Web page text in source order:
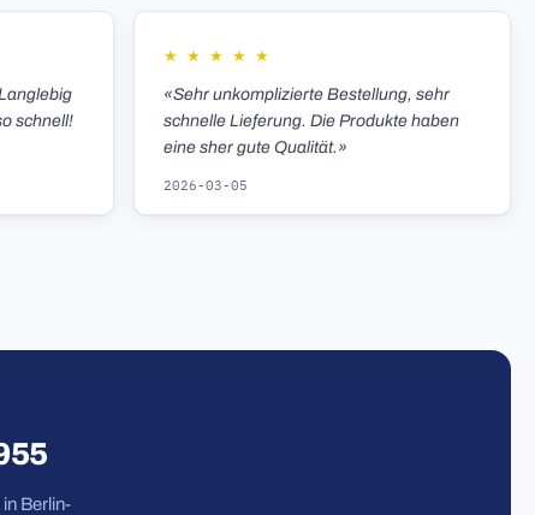
schnell!
★ ★ ★ ★ ★
«Sehr unkomplizierte Bestellung, sehr
schnelle Lieferung. Die Produkte haben
eine sher gute Qualität.»
2026-03-05
Berlin-